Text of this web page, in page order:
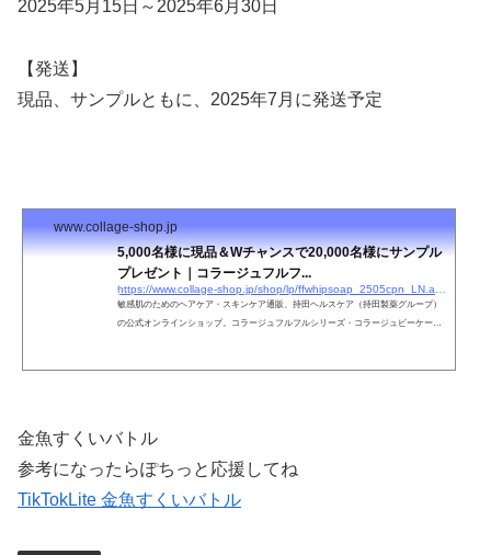
2025年5月15日～2025年6月30日
【発送】
現品、サンプルともに、2025年7月に発送予定
www.collage-shop.jp
5,000名様に現品＆Wチャンスで20,000名様にサンプル
プレゼント｜コラージュフルフ...
https://www.collage-shop.jp/shop/lp/ffwhipsoap_2505cpn_LN.aspx
敏感肌のためのヘアケア・スキンケア通販、持田ヘルスケア（持田製薬グループ）
の公式オンラインショップ。コラージュフルフルシリーズ・コラージュビーケーエ
金魚すくいバトル
参考になったらぽちっと応援してね
TikTokLite 金魚すくいバトル